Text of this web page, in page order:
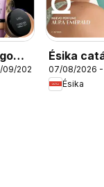
2026
Ésika
C12/2026
07/08/2026 -
Ésika